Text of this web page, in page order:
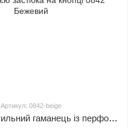
Артикул: 0842-beige
Невеликий стильний гаманець із перфорацією застібка на кнопці 0842 Бежевий